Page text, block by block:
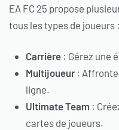
EA FC 25 propose
tous les types de joueurs :
Carrière : Gérez une
Multijoueur :
ligne.
Ultimate Team :
cartes de joueurs.